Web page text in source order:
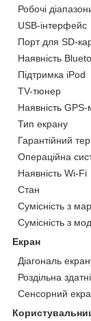
Робочі
USB-інтерфейс
Порт для SD-
Наявність
Підтримка iPod
TV-тюнер
Наявність
Тип екрану
Гарантійний
Операційна
Наявність Wi-Fi
Стан
Сумісність з
Сумісність з
Екран
Діагональ
Роздільна
Сенсорний